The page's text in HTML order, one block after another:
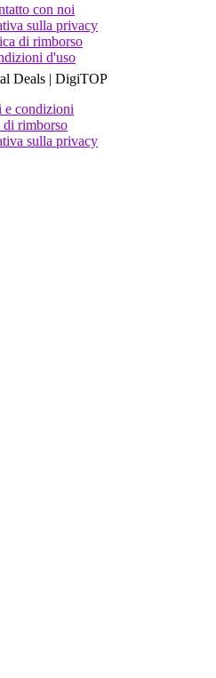
con noi
sulla privacy
di rimborso
d'uso
e condizioni
di rimborso
sulla privacy